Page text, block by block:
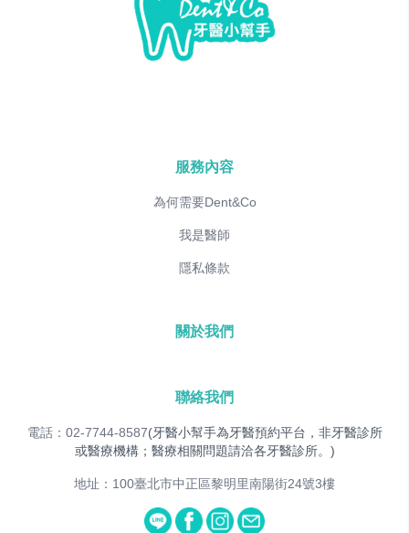
服務內容
為何需要Dent&Co
我是醫師
隱私條款
關於我們
聯絡我們
電話：02-7744-8587(牙醫小幫手為牙醫預約平台，非牙醫診所
或醫療機構；醫療相關問題請洽各牙醫診所。)
地址：100臺北市中正區黎明里南陽街24號3樓